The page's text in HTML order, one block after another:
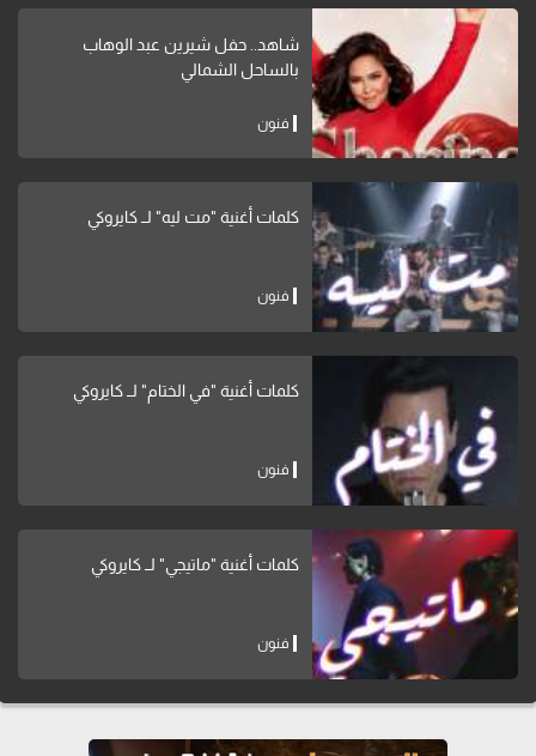
شاهد.. حفل شيرين عبد الوهاب
بالساحل الشمالي
فنون
كلمات أغنية "مت ليه" لــ كايروكي
فنون
كلمات أغنية "في الختام" لــ كايروكي
فنون
كلمات أغنية "ماتيجي" لــ كايروكي
فنون